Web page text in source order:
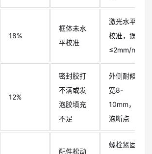
18%
框体未水
平校准
激光水平仪
校准，误差
≤2mm/m
12%
密封胶打
不满或发
泡胶填充
不足
外侧耐候胶
宽8-
10mm，无气
泡断点
配件松动
螺栓紧固扭